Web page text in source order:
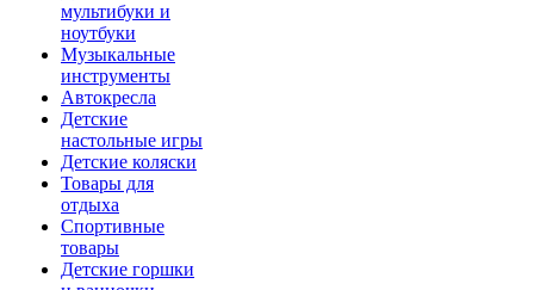
мультибуки и
ноутбуки
Музыкальные
инструменты
Автокресла
Детские
настольные игры
Детские коляски
Товары для
отдыха
Спортивные
товары
Детские горшки